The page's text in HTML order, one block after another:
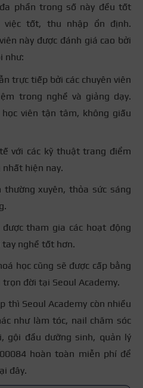
phần trong số này đều tốt
việc tốt, thu nhập ổn định.
này được đánh giá cao bởi
như:
trực tiếp bởi các chuyên viên
trong nghề và giảng dạy.
viên tận tâm, không giấu
với các kỹ thuật trang điểm
hiện nay.
thường xuyên, thỏa sức sáng
tham gia các hoạt động
nghề tốt hơn.
học cũng sẽ được cấp bằng
đời tại Seoul Academy.
thì Seoul Academy còn nhiều
như làm tóc, nail chăm sóc
gội đầu dưỡng sinh, quản lý
hoàn toàn miễn phí để
đây.